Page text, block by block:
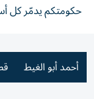
حكومتكم يدمّر كل
أحمد أبو الغيط